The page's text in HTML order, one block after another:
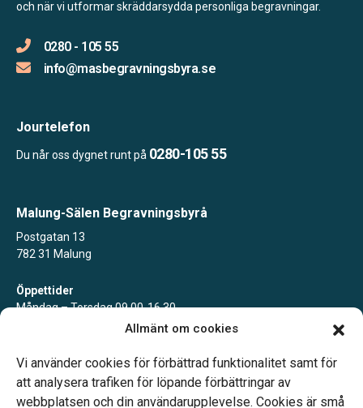
Allmänt om cookies
Vi använder cookies för förbättrad funktionalitet samt för
att analysera trafiken för löpande förbättringar av
webbplatsen och din användarupplevelse. Cookies är små
och när vi utformar skräddarsydda personliga begravningar.
0280 - 105 55
info@masbegravningsbyra.se
Jourtelefon
Du når oss dygnet runt på 0280-105 55
Malung-Sälen Begravningsbyrå
Postgatan 13
782 31 Malung
Öppettider
Måndag – Torsdag 09.00-16.30
Övriga tider enligt överenskommelse